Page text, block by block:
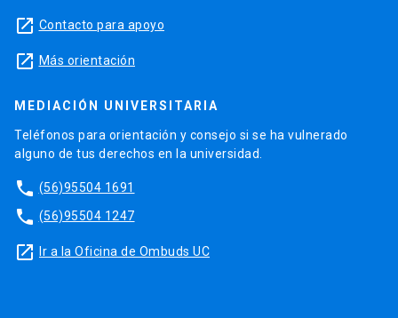
launch Contacto para apoyo
launch Más orientación
MEDIACIÓN UNIVERSITARIA
Teléfonos para orientación y consejo si se ha vulnerado
alguno de tus derechos en la universidad.
phone (56)95504 1691
phone (56)95504 1247
launch Ir a la Oficina de Ombuds UC